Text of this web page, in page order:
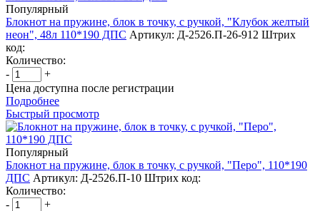
Популярный
Блокнот на пружине, блок в точку, с ручкой, "Клубок желтый
неон", 48л 110*190 ДПС Артикул: Д-2526.П-26-912 Штрих
код:
Количество:
-
+
Цена доступна после регистрации
Подробнее
Быстрый просмотр
Популярный
Блокнот на пружине, блок в точку, с ручкой, "Перо", 110*190
ДПС Артикул: Д-2526.П-10 Штрих код:
Количество:
-
+